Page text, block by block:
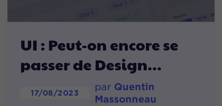
UI : Peut-on encore se
passer de Design
17/08/2023
par Quentin
Massonneau